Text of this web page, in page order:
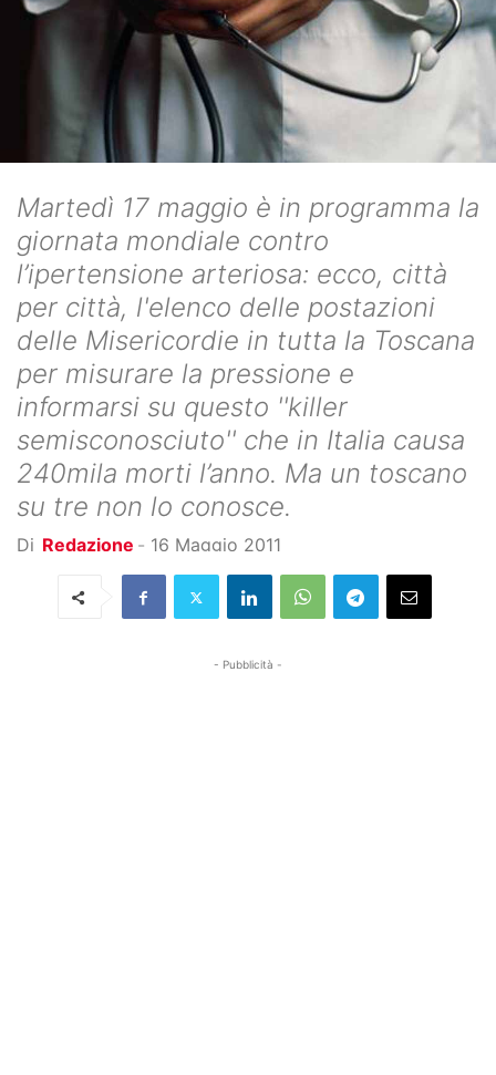
Martedì 17 maggio è in programma la
giornata mondiale contro
l’ipertensione arteriosa: ecco, città
per città, l'elenco delle postazioni
delle Misericordie in tutta la Toscana
per misurare la pressione e
informarsi su questo ''killer
semisconosciuto'' che in Italia causa
240mila morti l’anno. Ma un toscano
su tre non lo conosce.
Di Redazione - 16 Maggio 2011
- Pubblicità -